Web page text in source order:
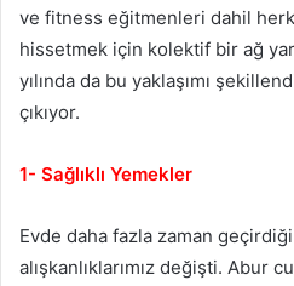
ve fitness eğitmenleri dahil
hissetmek için kolektif bir ağ
yılında da bu yaklaşımı
çıkıyor.
1- Sağlıklı Yemekler
Evde daha fazla zaman
alışkanlıklarımız değişti. Abur